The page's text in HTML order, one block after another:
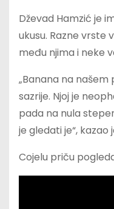
Dževad Hamzić je
ukusu. Razne vrste
među njima i neke
„Banana na
sazrije. Njoj je
pada na nula
je gledati je“, kazao
Cojelu priču